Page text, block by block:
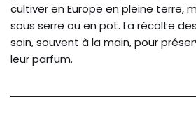
cultiver en Europe en pleine terre,
sous serre ou en pot. La récolte
soin, souvent à la main, pour
leur parfum.